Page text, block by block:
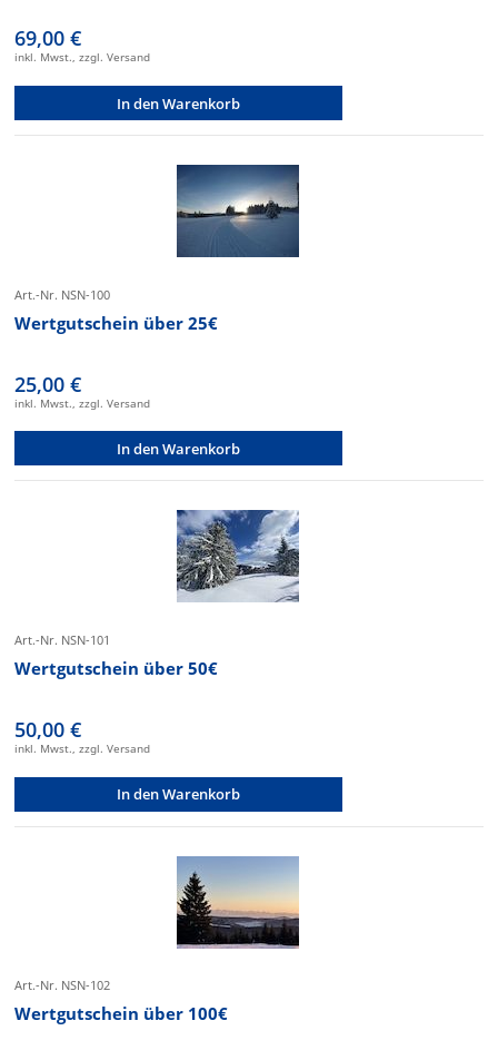
69,00 €
inkl. Mwst., zzgl. Versand
In den Warenkorb
Art.-Nr. NSN-100
Wertgutschein über 25€
25,00 €
inkl. Mwst., zzgl. Versand
In den Warenkorb
Art.-Nr. NSN-101
Wertgutschein über 50€
50,00 €
inkl. Mwst., zzgl. Versand
In den Warenkorb
Art.-Nr. NSN-102
Wertgutschein über 100€